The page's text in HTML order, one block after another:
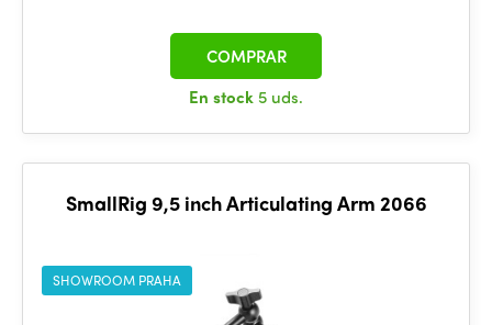
En stock 5 uds.
COMPRAR
SmallRig 9,5 inch Articulating Arm 2066
SHOWROOM PRAHA